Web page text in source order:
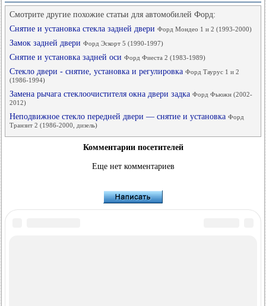
Смотрите другие похожие статьи для автомобилей Форд:
Снятие и установка стекла задней двери Форд Мондео 1 и 2 (1993-2000)
Замок задней двери Форд Эскорт 5 (1990-1997)
Снятие и установка задней оси Форд Фиеста 2 (1983-1989)
Стекло двери - снятие, установка и регулировка Форд Таурус 1 и 2
(1986-1994)
Замена рычага стеклоочистителя окна двери задка Форд Фьюжн (2002-
2012)
Неподвижное стекло передней двери — снятие и установка Форд
Транзит 2 (1986-2000, дизель)
Комментарии посетителей
Еще нет комментариев